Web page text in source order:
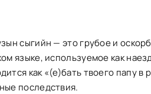
сыгийн — это грубое и
языке, используемое как
как «(е)бать твоего папу в
последствия.